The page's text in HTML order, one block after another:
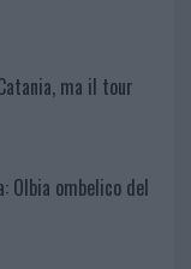
ma il tour
Olbia ombelico del